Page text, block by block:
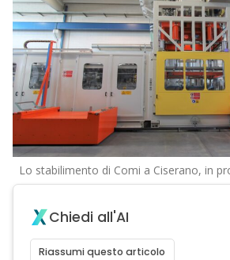
Lo stabilimento di Comi a Ciserano, in
Chiedi all'AI
Riassumi questo articolo